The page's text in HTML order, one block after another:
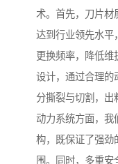
术。首先，刀片材
达到行业领先水平
更换频率，降低
设计，通过合理的
分撕裂与切割，出
动力系统方面，我
构，既保证了强劲
围。同时，多重